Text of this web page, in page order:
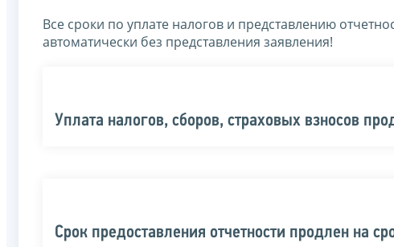
Все сроки по уплате налогов и представлению
автоматически без представления заявления!
Уплата налогов, сборов, страховых взносов
Срок предоставления отчетности продлен на